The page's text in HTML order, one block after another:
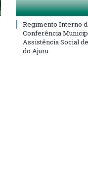
Regimento Interno
Conferência
Assistência Social
do Ajuru